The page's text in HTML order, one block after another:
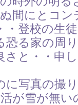
間にとコ
・登校の生
恐る家の周
さと・・申
に写真の撮
が雪が無